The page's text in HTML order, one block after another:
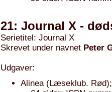
21: Journal X -
Serietitel: Journal X
Skrevet under navnet Peter
Udgaver:
Alinea (Læseklub.